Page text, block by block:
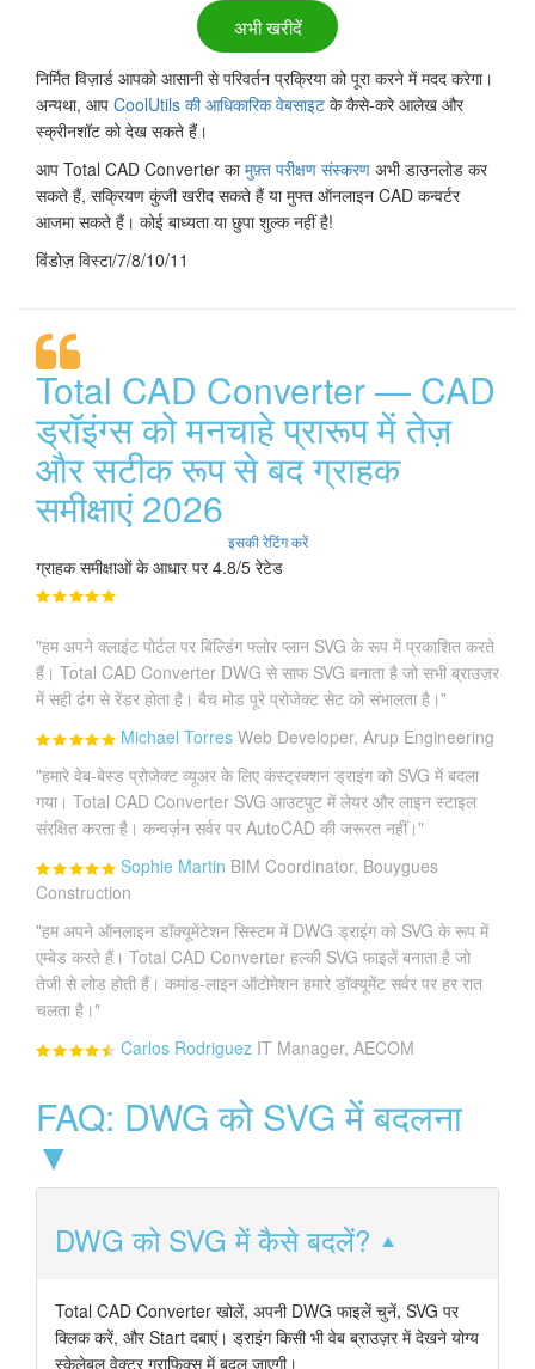
अभी खरीदें
निर्मित विज़ार्ड आपको आसानी से परिवर्तन प्रक्रिया को पूरा करने में मदद करेगा।
अन्यथा, आप CoolUtils की आधिकारिक वेबसाइट के कैसे-करे आलेख और
स्क्रीनशॉट को देख सकते हैं।
आप Total CAD Converter कामुफ़्त परीक्षण संस्करण अभी डाउनलोड कर
सकते हैं, सक्रियण कुंजी खरीद सकते हैं या मुफ्त ऑनलाइन CAD कन्वर्टर
आजमा सकते हैं। कोई बाध्यता या छुपा शुल्क नहीं है!
विंडोज़ विस्टा/7/8/10/11
Total CAD Converter — CAD
ड्रॉइंग्स को मनचाहे प्रारूप में तेज़
और सटीक रूप से बद ग्राहक
समीक्षाएं 2026
इसकी रेटिंग करें
ग्राहक समीक्षाओं के आधार पर 4.8/5 रेटेड
"हम अपने क्लाइंट पोर्टल पर बिल्डिंग फ्लोर प्लान SVG के रूप में प्रकाशित करते
हैं। Total CAD Converter DWG से साफ SVG बनाता है जो सभी ब्राउज़र
में सही ढंग से रेंडर होता है। बैच मोड पूरे प्रोजेक्ट सेट को संभालता है।"
Michael Torres Web Developer, Arup Engineering
"हमारे वेब-बेस्ड प्रोजेक्ट व्यूअर के लिए कंस्ट्रक्शन ड्राइंग को SVG में बदला
गया। Total CAD Converter SVG आउटपुट में लेयर और लाइन स्टाइल
संरक्षित करता है। कन्वर्ज़न सर्वर पर AutoCAD की जरूरत नहीं।"
Sophie Martin BIM Coordinator, Bouygues
Construction
"हम अपने ऑनलाइन डॉक्यूमेंटेशन सिस्टम में DWG ड्राइंग को SVG के रूप में
एम्बेड करते हैं। Total CAD Converter हल्की SVG फाइलें बनाता है जो
तेजी से लोड होती हैं। कमांड-लाइन ऑटोमेशन हमारे डॉक्यूमेंट सर्वर पर हर रात
चलता है।"
Carlos Rodriguez IT Manager, AECOM
FAQ: DWG को SVG में बदलना
▼
DWG को SVG में कैसे बदलें?
Total CAD Converter खोलें, अपनी DWG फाइलें चुनें, SVG पर
क्लिक करें, और Start दबाएं। ड्राइंग किसी भी वेब ब्राउज़र में देखने योग्य
स्केलेबल वेक्टर ग्राफिक्स में बदल जाएगी।